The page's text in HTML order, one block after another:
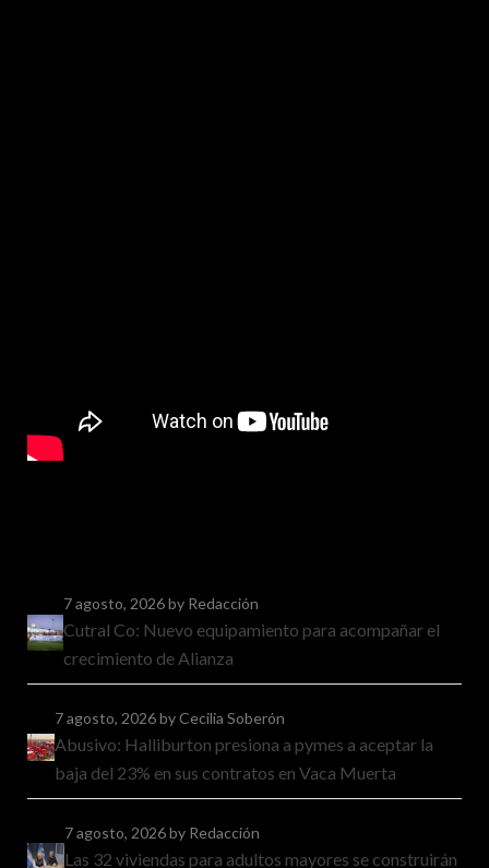
7 agosto, 2026by Redacción
Cutral Co: Nuevo equipamiento para acompañar el
crecimiento de Alianza
7 agosto, 2026by Cecilia Soberón
Abusivo: Halliburton presiona a pymes a aceptar la
baja del 23% en sus contratos en Vaca Muerta
7 agosto, 2026by Redacción
Las 32 viviendas para adultos mayores se construirán